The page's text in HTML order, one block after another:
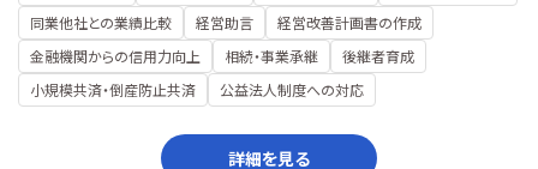
同業他社との業績比較
経営助言
経営改善計画書の作成
金融機関からの信用力向上
相続・事業承継
後継者育成
小規模共済・倒産防止共済
公益法人制度への対応
詳細を見る